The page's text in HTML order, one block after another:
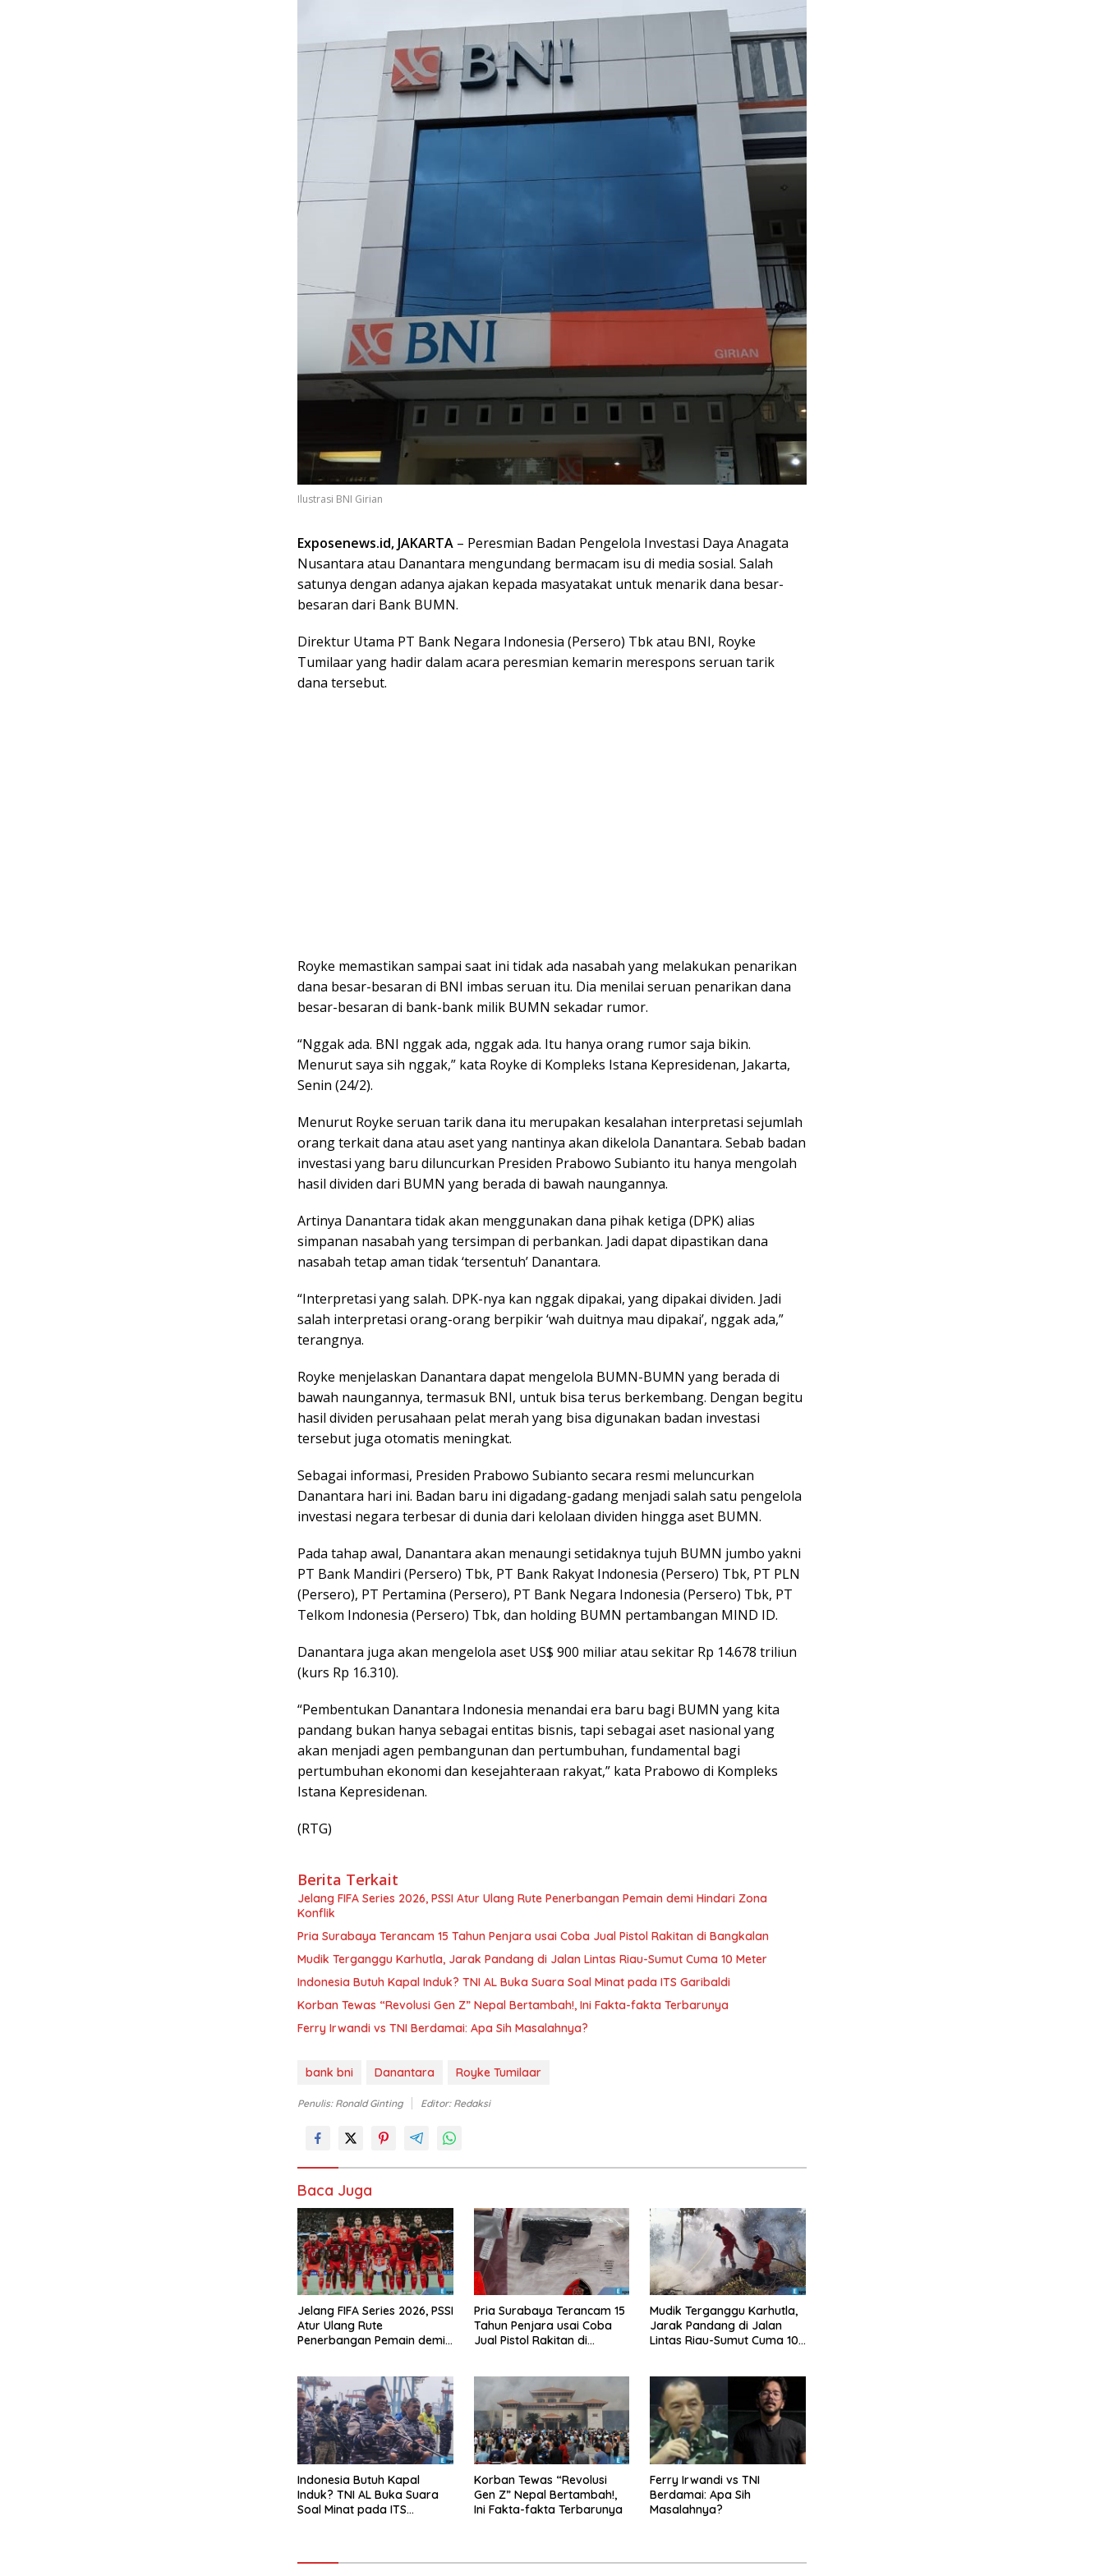
Ilustrasi BNI Girian
Exposenews.id, JAKARTA – Peresmian Badan Pengelola Investasi Daya Anagata
Nusantara atau Danantara mengundang bermacam isu di media sosial. Salah
satunya dengan adanya ajakan kepada masyatakat untuk menarik dana besar-
besaran dari Bank BUMN.
Direktur Utama PT Bank Negara Indonesia (Persero) Tbk atau BNI, Royke
Tumilaar yang hadir dalam acara peresmian kemarin merespons seruan tarik
dana tersebut.
Royke memastikan sampai saat ini tidak ada nasabah yang melakukan penarikan
dana besar-besaran di BNI imbas seruan itu. Dia menilai seruan penarikan dana
besar-besaran di bank-bank milik BUMN sekadar rumor.
“Nggak ada. BNI nggak ada, nggak ada. Itu hanya orang rumor saja bikin.
Menurut saya sih nggak,” kata Royke di Kompleks Istana Kepresidenan, Jakarta,
Senin (24/2).
Menurut Royke seruan tarik dana itu merupakan kesalahan interpretasi sejumlah
orang terkait dana atau aset yang nantinya akan dikelola Danantara. Sebab badan
investasi yang baru diluncurkan Presiden Prabowo Subianto itu hanya mengolah
hasil dividen dari BUMN yang berada di bawah naungannya.
Artinya Danantara tidak akan menggunakan dana pihak ketiga (DPK) alias
simpanan nasabah yang tersimpan di perbankan. Jadi dapat dipastikan dana
nasabah tetap aman tidak ‘tersentuh’ Danantara.
“Interpretasi yang salah. DPK-nya kan nggak dipakai, yang dipakai dividen. Jadi
salah interpretasi orang-orang berpikir ‘wah duitnya mau dipakai’, nggak ada,”
terangnya.
Royke menjelaskan Danantara dapat mengelola BUMN-BUMN yang berada di
bawah naungannya, termasuk BNI, untuk bisa terus berkembang. Dengan begitu
hasil dividen perusahaan pelat merah yang bisa digunakan badan investasi
tersebut juga otomatis meningkat.
Sebagai informasi, Presiden Prabowo Subianto secara resmi meluncurkan
Danantara hari ini. Badan baru ini digadang-gadang menjadi salah satu pengelola
investasi negara terbesar di dunia dari kelolaan dividen hingga aset BUMN.
Pada tahap awal, Danantara akan menaungi setidaknya tujuh BUMN jumbo yakni
PT Bank Mandiri (Persero) Tbk, PT Bank Rakyat Indonesia (Persero) Tbk, PT PLN
(Persero), PT Pertamina (Persero), PT Bank Negara Indonesia (Persero) Tbk, PT
Telkom Indonesia (Persero) Tbk, dan holding BUMN pertambangan MIND ID.
Danantara juga akan mengelola aset US$ 900 miliar atau sekitar Rp 14.678 triliun
(kurs Rp 16.310).
“Pembentukan Danantara Indonesia menandai era baru bagi BUMN yang kita
pandang bukan hanya sebagai entitas bisnis, tapi sebagai aset nasional yang
akan menjadi agen pembangunan dan pertumbuhan, fundamental bagi
pertumbuhan ekonomi dan kesejahteraan rakyat,” kata Prabowo di Kompleks
Istana Kepresidenan.
(RTG)
Berita Terkait
Jelang FIFA Series 2026, PSSI Atur Ulang Rute Penerbangan Pemain demi Hindari Zona
Konflik
Pria Surabaya Terancam 15 Tahun Penjara usai Coba Jual Pistol Rakitan di Bangkalan
Mudik Terganggu Karhutla, Jarak Pandang di Jalan Lintas Riau-Sumut Cuma 10 Meter
Indonesia Butuh Kapal Induk? TNI AL Buka Suara Soal Minat pada ITS Garibaldi
Korban Tewas “Revolusi Gen Z” Nepal Bertambah!, Ini Fakta-fakta Terbarunya
Ferry Irwandi vs TNI Berdamai: Apa Sih Masalahnya?
bank bni Danantara Royke Tumilaar
Penulis: Ronald Ginting Editor: Redaksi
Baca Juga
Jelang FIFA Series 2026, PSSI
Atur Ulang Rute
Penerbangan Pemain demi
Pria Surabaya Terancam 15
Tahun Penjara usai Coba
Jual Pistol Rakitan di
Mudik Terganggu Karhutla,
Jarak Pandang di Jalan
Lintas Riau-Sumut Cuma 10
Indonesia Butuh Kapal
Induk? TNI AL Buka Suara
Soal Minat pada ITS
Korban Tewas “Revolusi
Gen Z” Nepal Bertambah!,
Ini Fakta-fakta Terbarunya
Ferry Irwandi vs TNI
Berdamai: Apa Sih
Masalahnya?